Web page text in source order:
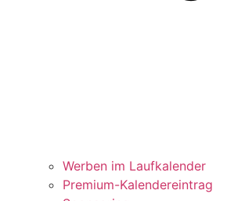
Werben im Laufkalender
Premium-Kalendereintrag